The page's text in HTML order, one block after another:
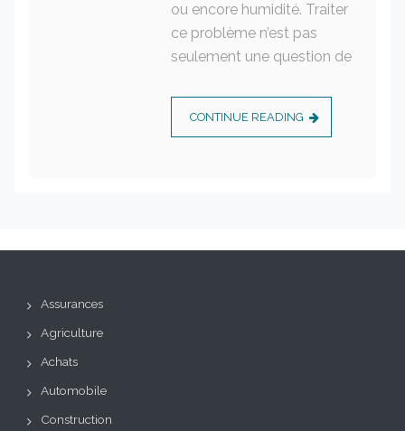
ou encore humidité. Traiter
ce problème n’est pas
seulement une question de
CONTINUE READING
Assurances
Agriculture
Achats
Automobile
Construction